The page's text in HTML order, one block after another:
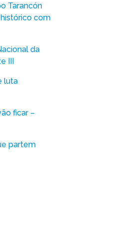
Tarancón
com
da
III
luta
ficar –
partem